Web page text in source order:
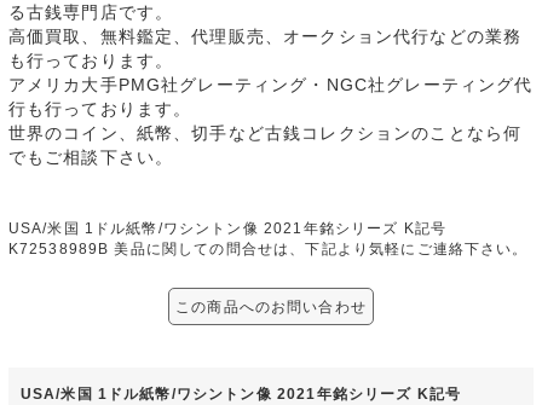
る古銭専門店です。
高価買取、無料鑑定、代理販売、オークション代行などの業務
も行っております。
アメリカ大手PMG社グレーティング・NGC社グレーティング代
行も行っております。
世界のコイン、紙幣、切手など古銭コレクションのことなら何
でもご相談下さい。
USA/米国 1ドル紙幣/ワシントン像 2021年銘シリーズ K記号
K72538989B 美品に関しての問合せは、下記より気軽にご連絡下さい。
この商品へのお問い合わせ
USA/米国 1ドル紙幣/ワシントン像 2021年銘シリーズ K記号